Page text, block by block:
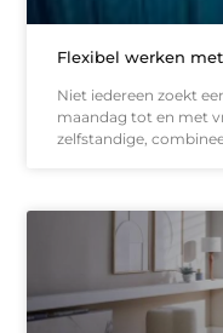
Flexibel werken
Niet iedereen zoekt
maandag tot en met
zelfstandige,